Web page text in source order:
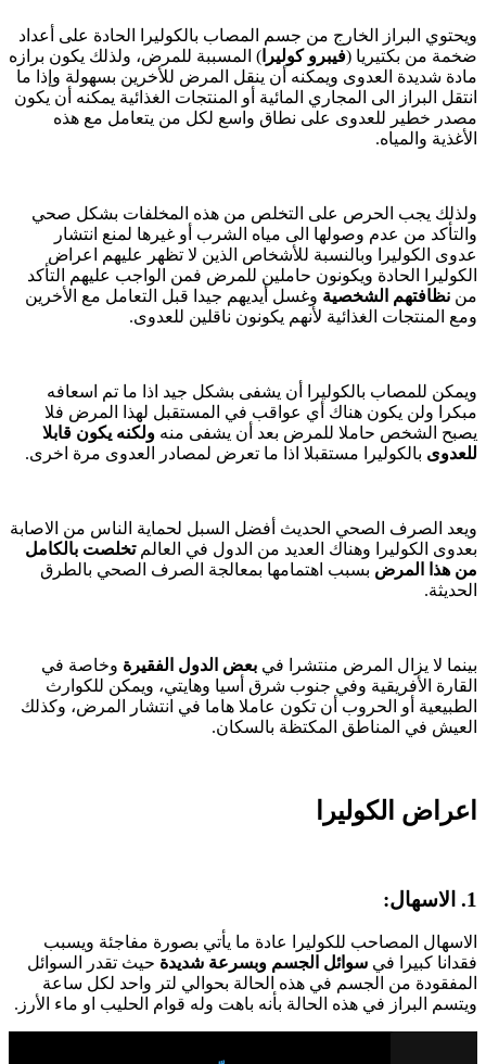
ويحتوي البراز الخارج من جسم المصاب بالكوليرا الحادة على أعداد
ضخمة من بكتيريا (فيبرو كوليرا ) المسببة للمرض، ولذلك يكون برازه
مادة شديدة العدوى ويمكنه أن ينقل المرض للأخرين بسهولة وإذا ما
انتقل البراز الى المجاري المائية أو المنتجات الغذائية يمكنه أن يكون
مصدر خطير للعدوى على نطاق واسع لكل من يتعامل مع هذه
الأغذية والمياه.
ولذلك يجب الحرص على التخلص من هذه المخلفات بشكل صحي
والتأكد من عدم وصولها الى مياه الشرب أو غيرها لمنع انتشار
عدوى الكوليرا وبالنسبة للأشخاص الذين لا تظهر عليهم اعراض
الكوليرا الحادة ويكونون حاملين للمرض فمن الواجب عليهم التأكد
من نظافتهم الشخصية وغسل أيديهم جيدا قبل التعامل مع الأخرين
ومع المنتجات الغذائية لأنهم يكونون ناقلين للعدوى.
ويمكن للمصاب بالكوليرا أن يشفى بشكل جيد اذا ما تم اسعافه
مبكرا ولن يكون هناك أي عواقب في المستقبل لهذا المرض فلا
يصبح الشخص حاملا للمرض بعد أن يشفى منه ولكنه يكون قابلا
للعدوى بالكوليرا مستقبلا اذا ما تعرض لمصادر العدوى مرة اخرى.
ويعد الصرف الصحي الحديث أفضل السبل لحماية الناس من الاصابة
بعدوى الكوليرا وهناك العديد من الدول في العالمتخلصت بالكامل
من هذا المرض بسبب اهتمامها بمعالجة الصرف الصحي بالطرق
الحديثة.
بينما لا يزال المرض منتشرا في بعض الدول الفقيرة وخاصة في
القارة الأفريقية وفي جنوب شرق أسيا وهايتي، ويمكن للكوارث
الطبيعية أو الحروب أن تكون عاملا هاما في انتشار المرض، وكذلك
العيش في المناطق المكتظة بالسكان.
اعراض الكوليرا
1. الاسهال:
الاسهال المصاحب للكوليرا عادة ما يأتي بصورة مفاجئة ويسبب
فقدانا كبيرا في سوائل الجسم وبسرعة شديدة حيث تقدر السوائل
المفقودة من الجسم في هذه الحالة بحوالي لتر واحد لكل ساعة
ويتسم البراز في هذه الحالة بأنه باهت وله قوام الحليب او ماء الأرز.